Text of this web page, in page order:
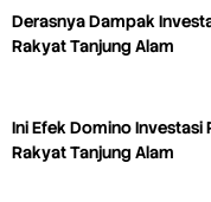
Derasnya Dampak
Rakyat Tanjung Alam
Ini Efek Domino Investasi
Rakyat Tanjung Alam